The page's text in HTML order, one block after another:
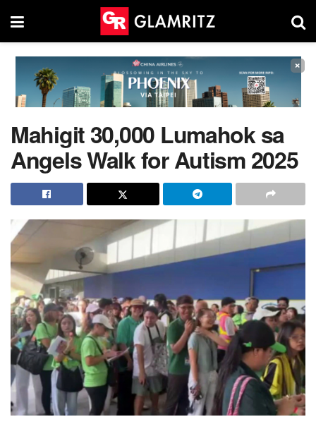
×
Mahigit 30,000 Lumahok sa
Angels Walk for Autism 2025